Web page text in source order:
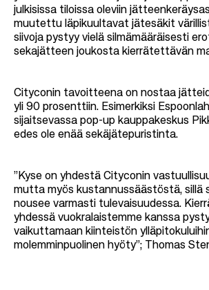
julkisissa tiloissa oleviin
muutettu läpikuultavat jätesäkit
siivoja pystyy vielä silmämääräisesti
sekajätteen joukosta kierrätettävän
Cityconin tavoitteena on nostaa
yli 90 prosenttiin. Esimerkiksi
sijaitsevassa pop-up kauppakeskus
edes ole enää sekäjätepuristinta.
”Kyse on yhdestä Cityconin
mutta myös kustannussäästöstä, sillä
nousee varmasti tulevaisuudessa.
yhdessä vuokralaistemme kanssa
vaikuttamaan kiinteistön
molemminpuolinen hyöty”; Thomas